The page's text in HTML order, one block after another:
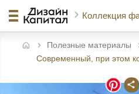
Коллекция
Полезные материалы
Современный, при этом